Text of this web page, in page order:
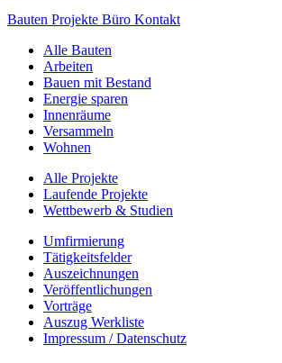
Bauten Projekte Büro Kontakt
Alle Bauten
Arbeiten
Bauen mit Bestand
Energie sparen
Innenräume
Versammeln
Wohnen
Alle Projekte
Laufende Projekte
Wettbewerb & Studien
Umfirmierung
Tätigkeitsfelder
Auszeichnungen
Veröffentlichungen
Vorträge
Auszug Werkliste
Impressum / Datenschutz